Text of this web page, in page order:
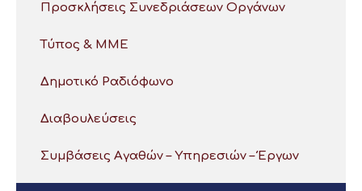
Προσκλήσεις Συνεδριάσεων Οργάνων
Τύπος & ΜΜΕ
Δημοτικό Ραδιόφωνο
Διαβουλεύσεις
Συμβάσεις Αγαθών – Υπηρεσιών – Έργων